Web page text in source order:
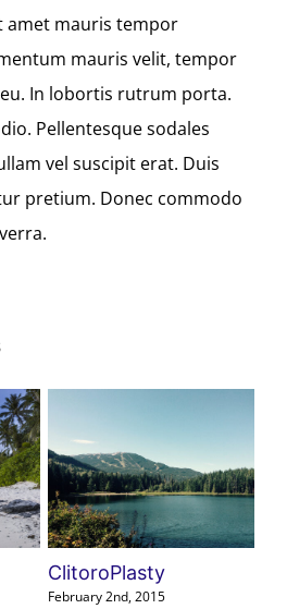
amet mauris tempor
mauris velit, tempor
In lobortis rutrum porta.
Pellentesque sodales
vel suscipit erat. Duis
pretium. Donec commodo
ClitoroPlasty
February 2nd, 2015